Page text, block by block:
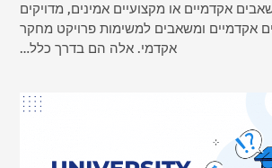
אקדמיים או מקצועיים אמינים, מדויקים
אקדמיים ומשאבים למשימות פרויקט מחקר
אקדמי. אלה הם בדרך כלל…